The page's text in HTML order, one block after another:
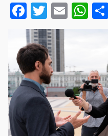
F
a
c
e
b
o
o
k
T
w
it
te
r
E
W
A
p
p